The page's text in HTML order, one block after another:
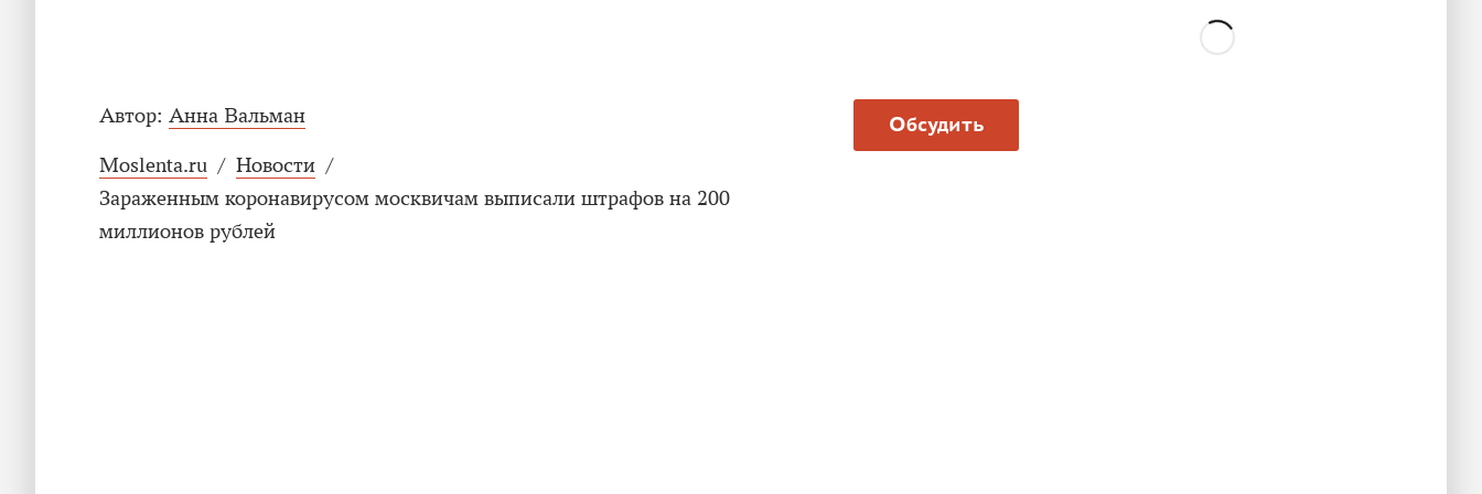
Обсудить
Автор: Анна Вальман
Moslenta.ru / Новости /
Зараженным коронавирусом москвичам выписали штрафов на 200
миллионов рублей